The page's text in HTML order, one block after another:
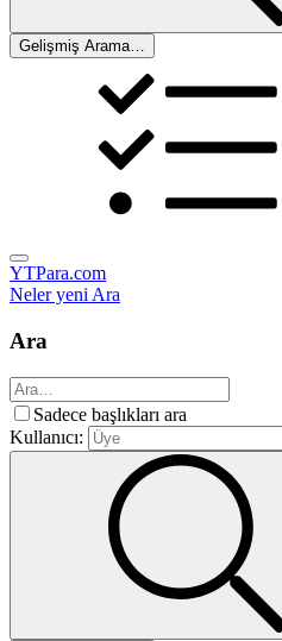
Gelişmiş Arama…
YTPara.com
Neler yeniAra
Ara
Sadece başlıkları ara
Kullanıcı: